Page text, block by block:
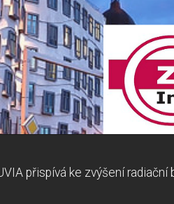
přispívá ke zvýšení radiační